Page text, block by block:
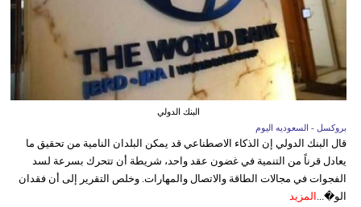
البنك الدولي
بروكسل - السعوديه اليوم
قال البنك الدولي إن الذكاء الاصطناعي قد يمكن البلدان النامية من تحقيق ما
يعادل قرناً من التنمية في غضون عقد واحد، شريطة أن تتحرك بسرعة لسد
الفجوات في مجالات الطاقة والاتصال والمهارات. وخلص التقرير إلى أن فقدان
الو�... المزيد